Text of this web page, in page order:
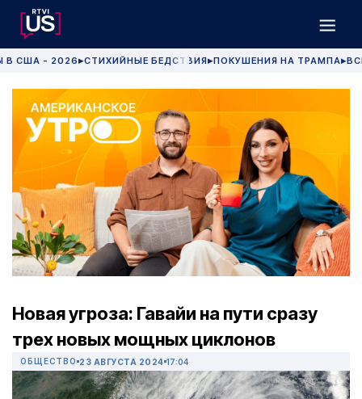
В США - 2026 ▶СТИХИЙНЫЕ БЕДСТВИЯ▶ПОКУШЕНИЯ НА ТРАМПА▶
Новая угроза: Гавайи на пути сразу
трех новых мощных циклонов
ОБЩЕСТВО 23 АВГУСТА 2024 17:04